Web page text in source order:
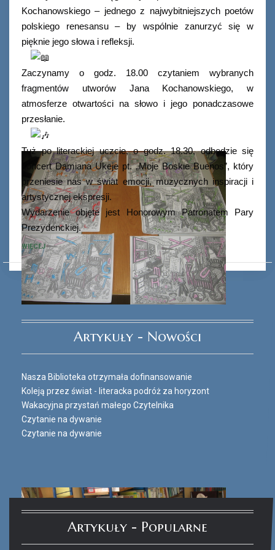
Ferie_2017_ODD_3.JPG
Kochanowskiego – jednego z najwybitniejszych poetów
polskiego renesansu – by wspólnie zanurzyć się w
pięknie jego słowa i refleksji.
Zaczynamy o godz. 18.00 czytaniem wybranych
fragmentów utworów Jana Kochanowskiego, w
atmosferze otwartości na słowo i jego ponadczasowe
przesłanie.
Tuż po literackiej uczcie, o godz. 18.30, odbędzie się
koncert Damiana Ukeje pt. „Moje Boskie Buenos”, który
przeniesie nas w świat emocji, muzycznych inspiracji i
artystycznej ekspresji.
Wydarzenie objęte jest Honorowym Patronatem Pary
Prezydenckiej.
WIĘCEJ
Artykuły - Nowości
Nasza Biblioteka otrzymała dofinansowanie
Koleją przez świat - literacka podróż za horyzont
Wakacyjna przystań małego Czytelnika
Czytanie na dywanie
Czytanie na dywanie
Artykuły - Popularne